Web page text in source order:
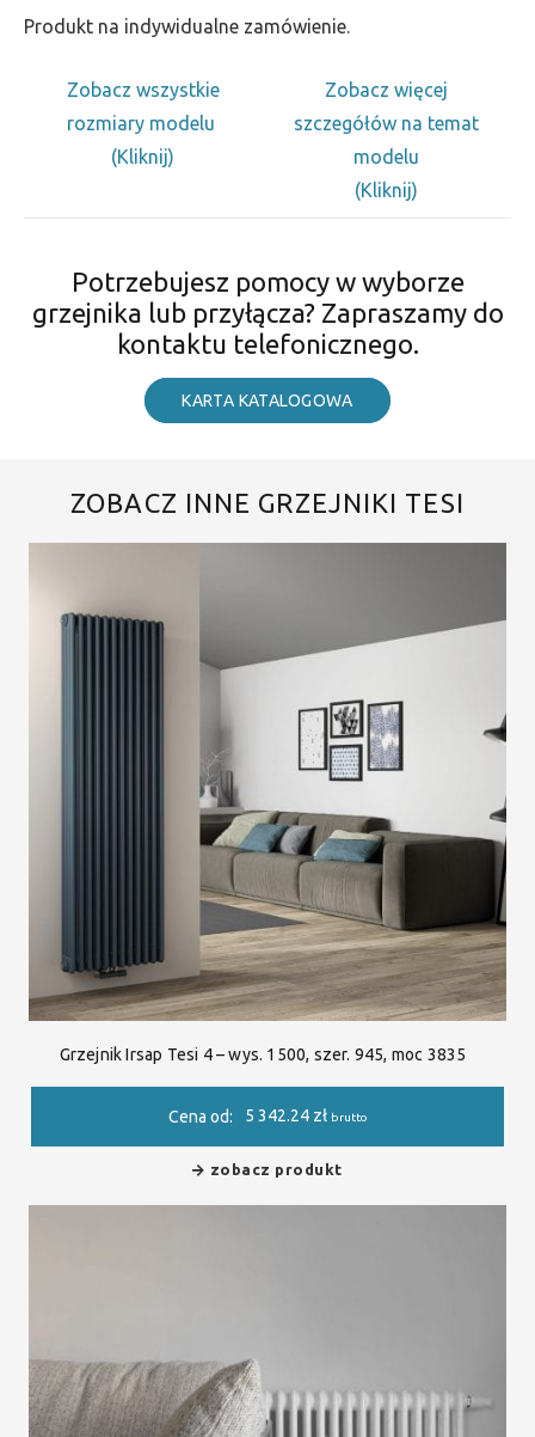
Produkt na indywidualne zamówienie.
Zobacz wszystkie
rozmiary modelu
(Kliknij)
Zobacz więcej
szczegółów na temat
modelu
(Kliknij)
Potrzebujesz pomocy w wyborze
grzejnika lub przyłącza? Zapraszamy do
kontaktu telefonicznego.
KARTA KATALOGOWA
ZOBACZ INNE GRZEJNIKI TESI
Grzejnik Irsap Tesi 4 – wys. 1500, szer. 945, moc 3835
Cena od: 5 342.24 zł brutto
zobacz produkt